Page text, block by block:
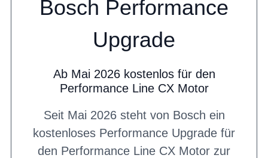
Bosch Performance
Upgrade
Ab Mai 2026 kostenlos für den
Performance Line CX Motor
Seit Mai 2026 steht von Bosch ein
kostenloses Performance Upgrade für
den Performance Line CX Motor zur